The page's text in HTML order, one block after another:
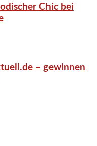
Chic bei
– gewinnen